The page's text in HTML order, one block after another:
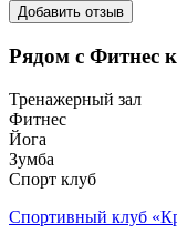
Добавить отзыв
Рядом с Фитнес
Тренажерный зал
Фитнес
Йога
Зумба
Спорт клуб
Спортивный клуб